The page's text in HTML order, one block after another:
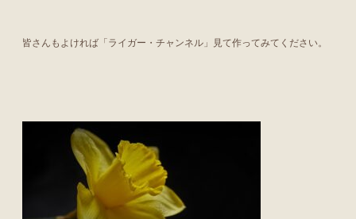
皆さんもよければ「ライガー・チャンネル」見て作ってみてください。